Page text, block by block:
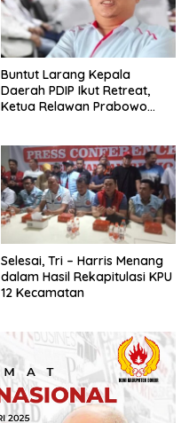
Buntut Larang Kepala
Daerah PDIP Ikut Retreat,
Ketua Relawan Prabowo
Selesai, Tri – Harris Menang
dalam Hasil Rekapitulasi KPU
12 Kecamatan